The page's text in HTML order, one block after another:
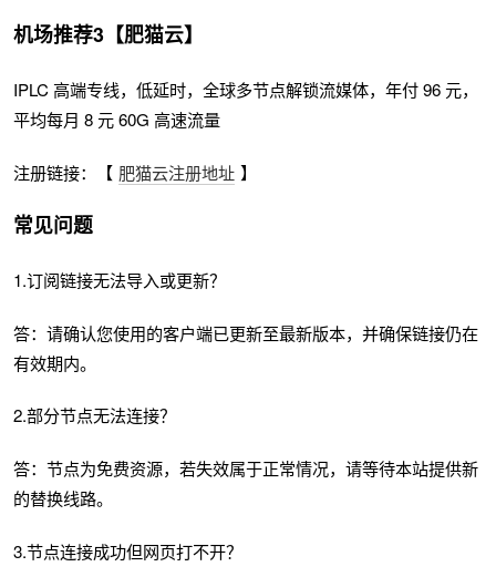
机场推荐3【肥猫云】
IPLC 高端专线，低延时，全球多节点解锁流媒体，年付 96 元，
平均每月 8 元 60G 高速流量
注册链接：【 肥猫云注册地址 】
常见问题
1.订阅链接无法导入或更新？
答：请确认您使用的客户端已更新至最新版本，并确保链接仍在
有效期内。
2.部分节点无法连接？
答：节点为免费资源，若失效属于正常情况，请等待本站提供新
的替换线路。
3.节点连接成功但网页打不开？